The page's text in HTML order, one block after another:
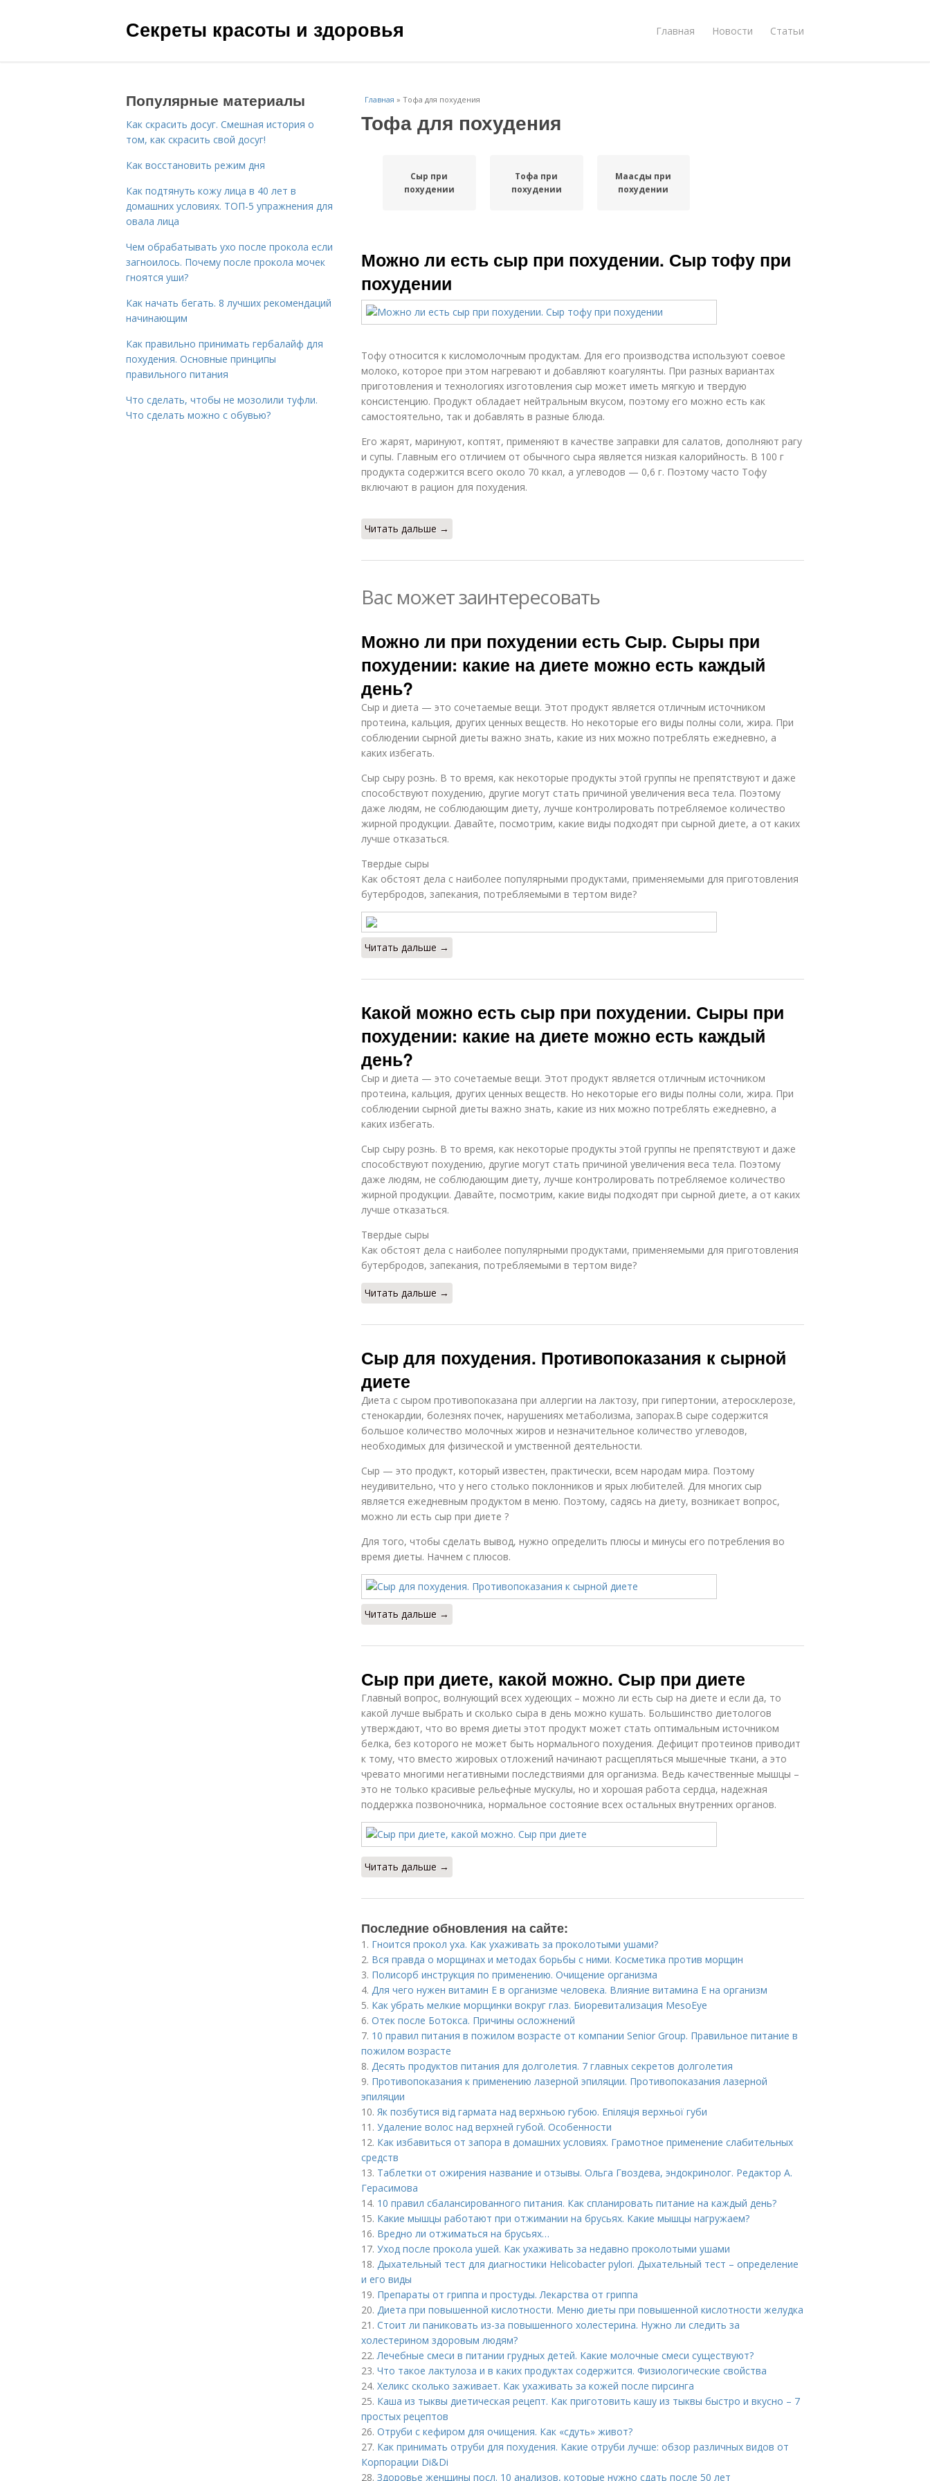
Секреты красоты и здоровья Главная Новости Статьи
Главная » Тофа для похудения
Тофа для похудения
Сыр при
похудении
Тофа при
похудении
Маасды при
похудении
Можно ли есть сыр при похудении. Сыр тофу при
похудении
Тофу относится к кисломолочным продуктам. Для его производства используют соевое
молоко, которое при этом нагревают и добавляют коагулянты. При разных вариантах
приготовления и технологиях изготовления сыр может иметь мягкую и твердую
консистенцию. Продукт обладает нейтральным вкусом, поэтому его можно есть как
самостоятельно, так и добавлять в разные блюда.
Его жарят, маринуют, коптят, применяют в качестве заправки для салатов, дополняют рагу
и супы. Главным его отличием от обычного сыра является низкая калорийность. В 100 г
продукта содержится всего около 70 ккал, а углеводов — 0,6 г. Поэтому часто Тофу
включают в рацион для похудения.
Читать дальше →
Вас может заинтересовать
Можно ли при похудении есть Сыр. Сыры при
похудении: какие на диете можно есть каждый
день?
Сыр и диета — это сочетаемые вещи. Этот продукт является отличным источником
протеина, кальция, других ценных веществ. Но некоторые его виды полны соли, жира. При
соблюдении сырной диеты важно знать, какие из них можно потреблять ежедневно, а
каких избегать.
Сыр сыру рознь. В то время, как некоторые продукты этой группы не препятствуют и даже
способствуют похудению, другие могут стать причиной увеличения веса тела. Поэтому
даже людям, не соблюдающим диету, лучше контролировать потребляемое количество
жирной продукции. Давайте, посмотрим, какие виды подходят при сырной диете, а от каких
лучше отказаться.
Твердые сыры
Как обстоят дела с наиболее популярными продуктами, применяемыми для приготовления
бутербродов, запекания, потребляемыми в тертом виде?
Читать дальше →
Какой можно есть сыр при похудении. Сыры при
похудении: какие на диете можно есть каждый
день?
Сыр и диета — это сочетаемые вещи. Этот продукт является отличным источником
протеина, кальция, других ценных веществ. Но некоторые его виды полны соли, жира. При
соблюдении сырной диеты важно знать, какие из них можно потреблять ежедневно, а
каких избегать.
Сыр сыру рознь. В то время, как некоторые продукты этой группы не препятствуют и даже
способствуют похудению, другие могут стать причиной увеличения веса тела. Поэтому
даже людям, не соблюдающим диету, лучше контролировать потребляемое количество
жирной продукции. Давайте, посмотрим, какие виды подходят при сырной диете, а от каких
лучше отказаться.
Твердые сыры
Как обстоят дела с наиболее популярными продуктами, применяемыми для приготовления
бутербродов, запекания, потребляемыми в тертом виде?
Читать дальше →
Сыр для похудения. Противопоказания к сырной
диете
Диета с сыром противопоказана при аллергии на лактозу, при гипертонии, атеросклерозе,
стенокардии, болезнях почек, нарушениях метаболизма, запорах.В сыре содержится
большое количество молочных жиров и незначительное количество углеводов,
необходимых для физической и умственной деятельности.
Сыр — это продукт, который известен, практически, всем народам мира. Поэтому
неудивительно, что у него столько поклонников и ярых любителей. Для многих сыр
является ежедневным продуктом в меню. Поэтому, садясь на диету, возникает вопрос,
можно ли есть сыр при диете ?
Для того, чтобы сделать вывод, нужно определить плюсы и минусы его потребления во
время диеты. Начнем с плюсов.
Читать дальше →
Сыр при диете, какой можно. Сыр при диете
Главный вопрос, волнующий всех худеющих – можно ли есть сыр на диете и если да, то
какой лучше выбрать и сколько сыра в день можно кушать. Большинство диетологов
утверждают, что во время диеты этот продукт может стать оптимальным источником
белка, без которого не может быть нормального похудения. Дефицит протеинов приводит
к тому, что вместо жировых отложений начинают расщепляться мышечные ткани, а это
чревато многими негативными последствиями для организма. Ведь качественные мышцы –
это не только красивые рельефные мускулы, но и хорошая работа сердца, надежная
поддержка позвоночника, нормальное состояние всех остальных внутренних органов.
Читать дальше →
Последние обновления на сайте:
1. Гноится прокол уха. Как ухаживать за проколотыми ушами?
2. Вся правда о морщинах и методах борьбы с ними. Косметика против морщин
3. Полисорб инструкция по применению. Очищение организма
4. Для чего нужен витамин Е в организме человека. Влияние витамина E на организм
5. Как убрать мелкие морщинки вокруг глаз. Биоревитализация MesoEye
6. Отек после Ботокса. Причины осложнений
7. 10 правил питания в пожилом возрасте от компании Senior Group. Правильное питание в
пожилом возрасте
8. Десять продуктов питания для долголетия. 7 главных секретов долголетия
9. Противопоказания к применению лазерной эпиляции. Противопоказания лазерной
эпиляции
10. Як позбутися від гармата над верхньою губою. Епіляція верхньої губи
11. Удаление волос над верхней губой. Особенности
12. Как избавиться от запора в домашних условиях. Грамотное применение слабительных
средств
13. Таблетки от ожирения название и отзывы. Ольга Гвоздева, эндокринолог. Редактор А.
Герасимова
14. 10 правил сбалансированного питания. Как спланировать питание на каждый день?
15. Какие мышцы работают при отжимании на брусьях. Какие мышцы нагружаем?
16. Вредно ли отжиматься на брусьях…
17. Уход после прокола ушей. Как ухаживать за недавно проколотыми ушами
18. Дыхательный тест для диагностики Helicobacter pylori. Дыхательный тест – определение
и его виды
19. Препараты от гриппа и простуды. Лекарства от гриппа
20. Диета при повышенной кислотности. Меню диеты при повышенной кислотности желудка
21. Стоит ли паниковать из-за повышенного холестерина. Нужно ли следить за
холестерином здоровым людям?
22.Лечебные смеси в питании грудных детей. Какие молочные смеси существуют?
23. Что такое лактулоза и в каких продуктах содержится. Физиологические свойства
24. Хеликс сколько заживает. Как ухаживать за кожей после пирсинга
25. Каша из тыквы диетическая рецепт. Как приготовить кашу из тыквы быстро и вкусно – 7
простых рецептов
26. Отруби с кефиром для очищения. Как «сдуть» живот?
27. Как принимать отруби для похудения. Какие отруби лучше: обзор различных видов от
Корпорации Di&Di
28. Здоровье женщины посл. 10 анализов, которые нужно сдать после 50 лет
Популярные материалы
Как скрасить досуг. Смешная история о
том, как скрасить свой досуг!
Как восстановить режим дня
Как подтянуть кожу лица в 40 лет в
домашних условиях. ТОП-5 упражнения для
овала лица
Чем обрабатывать ухо после прокола если
загноилось. Почему после прокола мочек
гноятся уши?
Как начать бегать. 8 лучших рекомендаций
начинающим
Как правильно принимать гербалайф для
похудения. Основные принципы
правильного питания
Что сделать, чтобы не мозолили туфли.
Что сделать можно с обувью?